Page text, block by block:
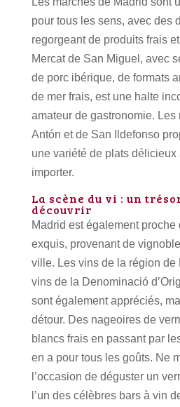
pour tous les sens, avec des
regorgeant de produits frais
Mercat de San Miguel, avec
de porc ibérique, de formats
de mer frais, est une halte
amateur de gastronomie. Les
Antón et de San Ildefonso
une variété de plats délicieux
importer.
La scène du vi : un
découvrir
Madrid est également
exquis, provenant de
ville. Les vins de la région
vins de la Denominació
sont également appréciés,
détour. Des nageoires de
blancs frais en passant par
en a pour tous les goûts. Ne
l’occasion de déguster un
l’un des célèbres bars à vin